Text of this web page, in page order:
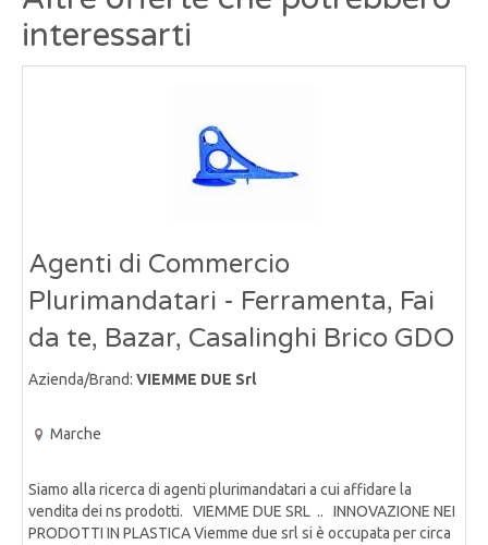
interessarti
Agenti di Commercio
Plurimandatari - Ferramenta, Fai
da te, Bazar, Casalinghi Brico GDO
Azienda/Brand: VIEMME DUE Srl
Marche
Siamo alla ricerca di agenti plurimandatari a cui affidare la
vendita dei ns prodotti. VIEMME DUE SRL .. INNOVAZIONE NEI
PRODOTTI IN PLASTICA Viemme due srl si è occupata per circa